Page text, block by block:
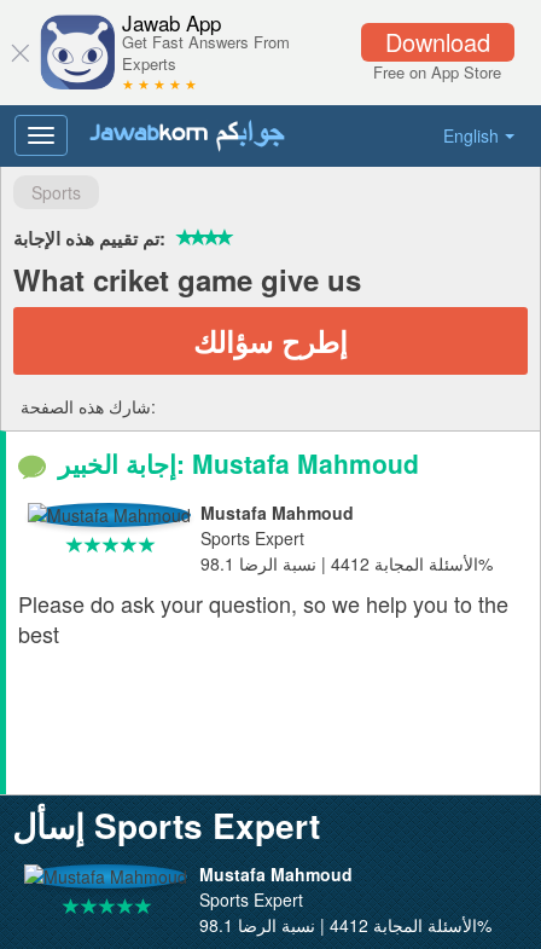
Download
Free on App Store
Jawab App
Get Fast Answers From
Experts
★ ★ ★ ★ ★
English
Toggle
navigation
Sports
تم تقييم هذه الإجابة:
What criket game give us
إطرح سؤالك
شارك هذه الصفحة:
إجابة الخبير: Mustafa Mahmoud
Mustafa Mahmoud
Sports Expert
الأسئلة المجابة 4412 | نسبة الرضا 98.1%
Please do ask your question, so we help you to the
best
إسأل Sports Expert
Mustafa Mahmoud
Sports Expert
الأسئلة المجابة 4412 | نسبة الرضا 98.1%